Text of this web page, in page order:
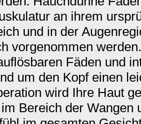
an ihrem
und in der
vorgenommen
Fäden und
um den Kopf einen
wird Ihre Haut
Bereich der